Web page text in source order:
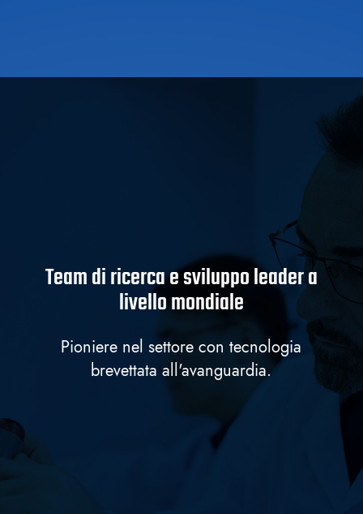
Team di ricerca e sviluppo leader a
livello mondiale
Pioniere nel settore con tecnologia
brevettata all'avanguardia.